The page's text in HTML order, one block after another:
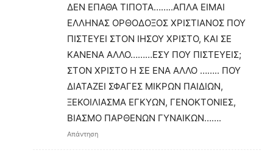
ΔΕΝ ΕΠΑΘΑ ΤΙΠΟΤΑ……..ΑΠΛΑ ΕΙΜΑΙ
ΕΛΛΗΝΑΣ ΟΡΘΟΔΟΞΟΣ ΧΡΙΣΤΙΑΝΟΣ ΠΟΥ
ΠΙΣΤΕΥΕΙ ΣΤΟΝ ΙΗΣΟΥ ΧΡΙΣΤΟ, ΚΑΙ ΣΕ
ΚΑΝΕΝΑ ΑΛΛΟ………ΕΣΥ ΠΟΥ ΠΙΣΤΕΥΕΙΣ;
ΣΤΟΝ ΧΡΙΣΤΟ Η ΣΕ ΕΝΑ ΑΛΛΟ …….. ΠΟΥ
ΔΙΑΤΑΖΕΙ ΣΦΑΓΕΣ ΜΙΚΡΩΝ ΠΑΙΔΙΩΝ,
ΞΕΚΟΙΛΙΑΣΜΑ ΕΓΚΥΩΝ, ΓΕΝΟΚΤΟΝΙΕΣ,
ΒΙΑΣΜΟ ΠΑΡΘΕΝΩΝ ΓΥΝΑΙΚΩΝ…….
Απάντηση